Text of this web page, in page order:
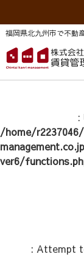
福岡県北九州市で不動
:
/home/
ver6/
: Attempt